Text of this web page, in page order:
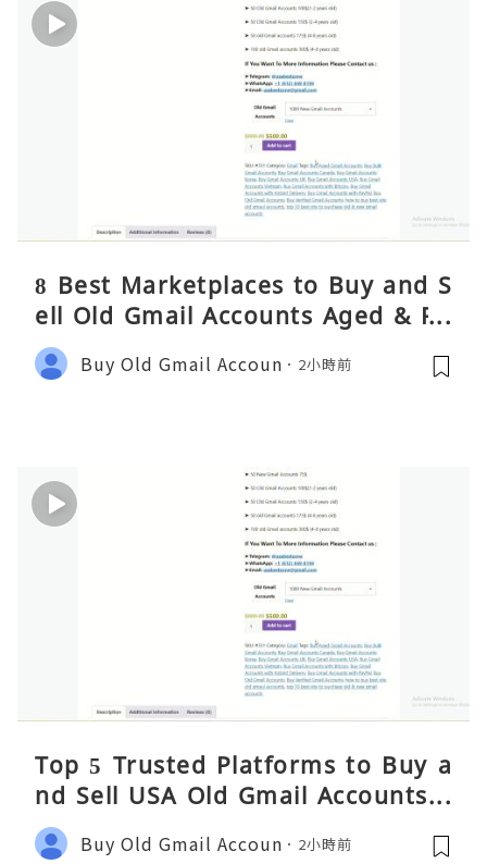
8 Best Marketplaces to Buy and S
ell Old Gmail Accounts Aged & PV
A Safely (Any Country) – 2026 Gui
de
Buy Old Gmail Accoun 2小時前
Top 5 Trusted Platforms to Buy a
nd Sell USA Old Gmail Accounts S
afely 2026
Buy Old Gmail Accoun 2小時前